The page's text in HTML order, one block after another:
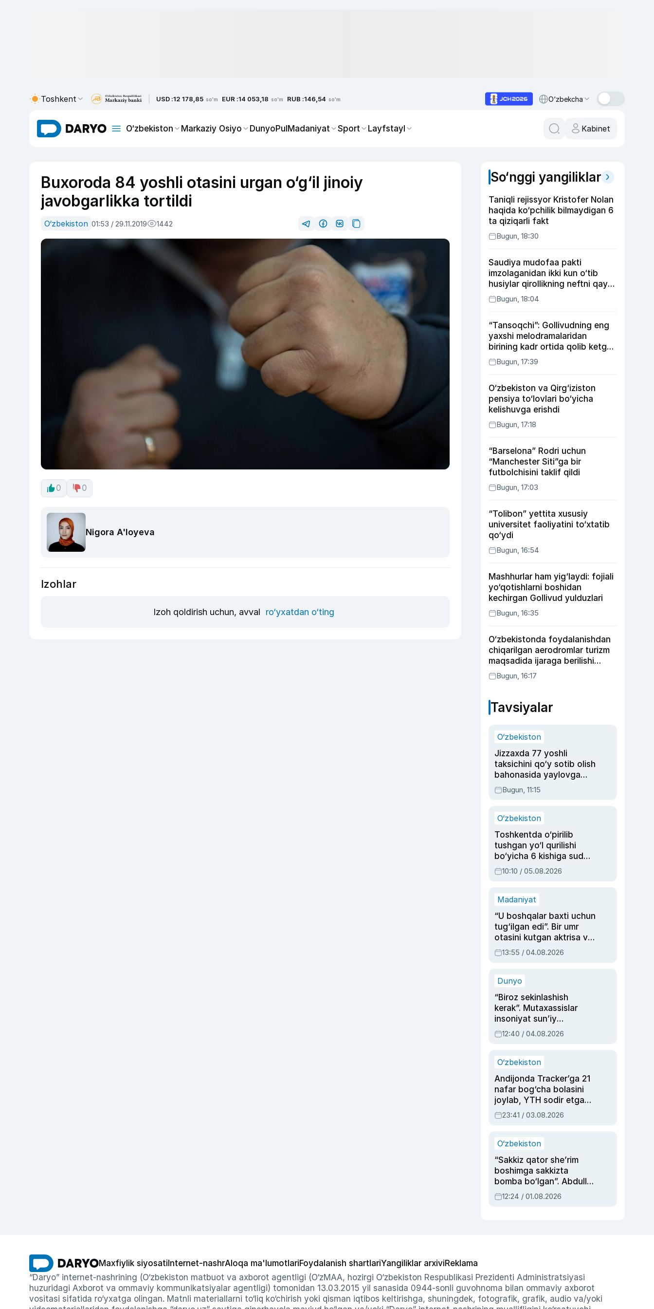
Toshkent USD :12 178,85 so'm EUR :14 053,18 so'm RUB :146,54 so'm O‘zbekcha
O‘zbekiston Markaziy Osiyo DunyoPulMadaniyat Sport Layfstayl Kabinet
Buxoroda 84 yoshli otasini urgan o‘g‘il jinoiy
javobgarlikka tortildi
O‘zbekiston 01:53 / 29.11.2019 1442
0 0
Nigora A'loyeva
Izohlar
Izoh qoldirish uchun, avval ro‘yxatdan o‘ting
So‘nggi yangiliklar
Taniqli rejissyor Kristofer Nolan
haqida ko‘pchilik bilmaydigan 6
ta qiziqarli fakt
Bugun, 18:30
Saudiya mudofaa pakti
imzolaganidan ikki kun o‘tib
husiylar qirollikning neftni qayta
ishlash zavodiga hujum qildi
Bugun, 18:04
“Tansoqchi”: Gollivudning eng
yaxshi melodramalaridan
birining kadr ortida qolib ketgan
voqealari
Bugun, 17:39
O‘zbekiston va Qirg‘iziston
pensiya to‘lovlari bo‘yicha
kelishuvga erishdi
Bugun, 17:18
“Barselona” Rodri uchun
“Manchester Siti”ga bir
futbolchisini taklif qildi
Bugun, 17:03
“Tolibon” yettita xususiy
universitet faoliyatini to‘xtatib
qo‘ydi
Bugun, 16:54
Mashhurlar ham yig‘laydi: fojiali
yo‘qotishlarni boshidan
kechirgan Gollivud yulduzlari
Bugun, 16:35
O‘zbekistonda foydalanishdan
chiqarilgan aerodromlar turizm
maqsadida ijaraga berilishi
mumkin
Bugun, 16:17
Tavsiyalar
O‘zbekiston
Jizzaxda 77 yoshli
taksichini qo‘y sotib olish
bahonasida yaylovga
olib borib o‘ldirgan yigit
20 yilga qamaldi
Bugun, 11:15
O‘zbekiston
Toshkentda o‘pirilib
tushgan yo‘l qurilishi
bo‘yicha 6 kishiga sud
hukmi o‘qildi
10:10 / 05.08.2026
Madaniyat
“U boshqalar baxti uchun
tug‘ilgan edi”. Bir umr
otasini kutgan aktrisa va
dublyaj ustasi Rimma
Ahmedovaning
13:55 / 04.08.2026
Dunyo
“Biroz sekinlashish
kerak”. Mutaxassislar
insoniyat sun’iy
intellektni boshqara
olmay qolishidan xavotir
12:40 / 04.08.2026
O‘zbekiston
Andijonda Tracker’ga 21
nafar bog‘cha bolasini
joylab, YTH sodir etgan
ayolga sud hukmi o‘qildi
23:41 / 03.08.2026
O‘zbekiston
“Sakkiz qator she’rim
boshimga sakkizta
bomba bo‘lgan”. Abdulla
Oripovni siyosiy
ayblovlardan asrab
12:24 / 01.08.2026
Maxfiylik siyosati Internet-nashrAloqa ma'lumotlariFoydalanish shartlariYangiliklar arxiviReklama
“Daryo” internet-nashrining (O‘zbekiston matbuot va axborot agentligi (O‘zMAA, hozirgi O‘zbekiston Respublikasi Prezidenti Administratsiyasi
huzuridagi Axborot va ommaviy kommunikatsiyalar agentligi) tomonidan 13.03.2015 yil sanasida 0944-sonli guvohnoma bilan ommaviy axborot
vositasi sifatida ro‘yxatga olingan. Matnli materiallarni to‘liq ko‘chirish yoki qisman iqtibos keltirishga, shuningdek, fotografik, grafik, audio va/yoki